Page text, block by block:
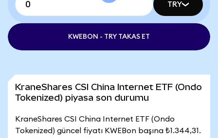
TRY
KWEBON - TRY TAKAS ET
KraneShares CSI China Internet ETF (Ondo
Tokenized) piyasa son durumu
KraneShares CSI China Internet ETF (Ondo
Tokenized) güncel fiyatı KWEBon başına ₺1.344,31.